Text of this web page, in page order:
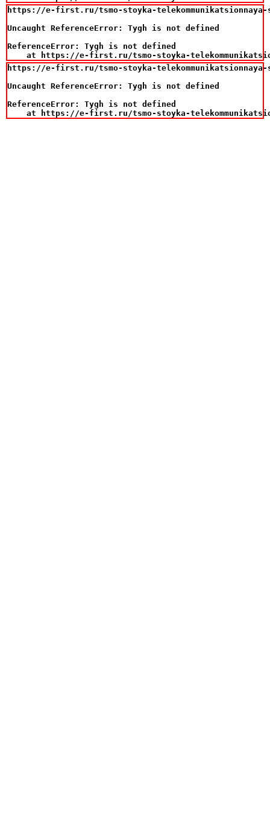
https://e-first.ru/tsmo-stoyka-telekommunikatsionnaya-
Uncaught ReferenceError: Tygh is not defined
ReferenceError: Tygh is not defined
at https://e-first.ru/tsmo-stoyka-
https://e-first.ru/tsmo-stoyka-telekommunikatsionnaya-
Uncaught ReferenceError: Tygh is not defined
ReferenceError: Tygh is not defined
at https://e-first.ru/tsmo-stoyka-